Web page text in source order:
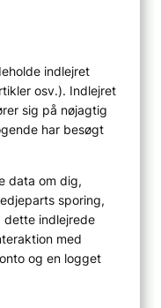
indlejret
osv.). Indlejret
sig på nøjagtig
har besøgt
data om dig,
sporing,
dette indlejrede
med
og en logget